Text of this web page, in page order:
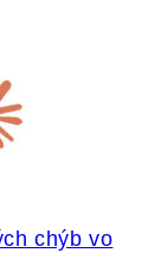
chýb vo